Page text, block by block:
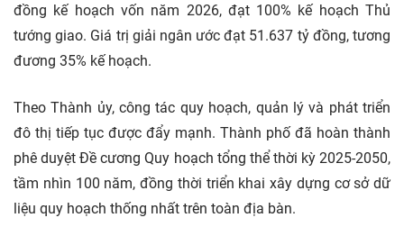
đồng kế hoạch vốn năm 2026, đạt 100% kế hoạch Thủ
tướng giao. Giá trị giải ngân ước đạt 51.637 tỷ đồng, tương
đương 35% kế hoạch.
Theo Thành ủy, công tác quy hoạch, quản lý và phát triển
đô thị tiếp tục được đẩy mạnh. Thành phố đã hoàn thành
phê duyệt Đề cương Quy hoạch tổng thể thời kỳ 2025-2050,
tầm nhìn 100 năm, đồng thời triển khai xây dựng cơ sở dữ
liệu quy hoạch thống nhất trên toàn địa bàn.